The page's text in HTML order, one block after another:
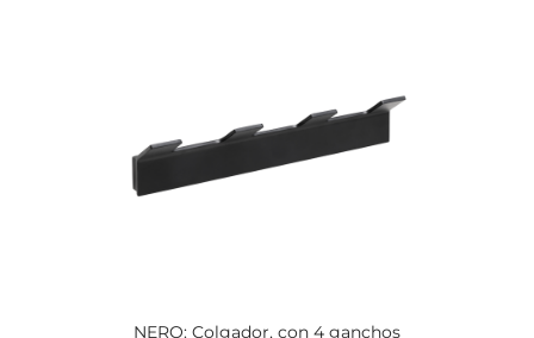
NERO: Colgador, con 4 ganchos